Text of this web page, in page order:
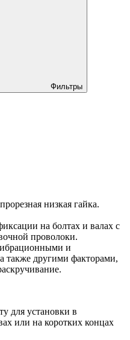
Фильтры
низкая гайка.
на болтах и валах с
проволоки.
и
также другими факторами,
для установки в
или на коротких концах